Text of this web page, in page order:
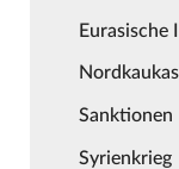
Eurasische
Sanktionen
Syrienkrieg